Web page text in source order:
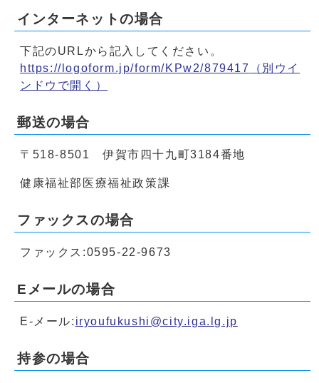
インターネットの場合
下記のURLから記入してください。
https://logoform.jp/form/KPw2/879417
（別ウイ
ンドウで開く）
郵送の場合
〒518-8501 伊賀市四十九町3184番地
健康福祉部医療福祉政策課
ファックスの場合
ファックス:0595-22-9673
Eメールの場合
E-メール: iryoufukushi@city.iga.lg.jp
持参の場合